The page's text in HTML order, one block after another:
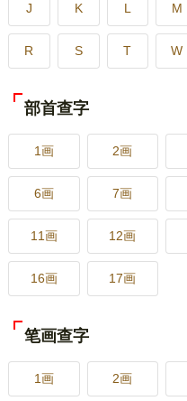
J K L M
R S T W
部首查字
1画 2画
6画 7画
11画 12画
16画 17画
笔画查字
1画 2画